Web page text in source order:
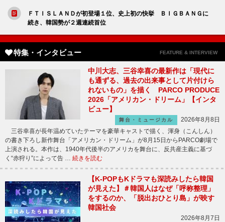
ＦＴＩＳＬＡＮＤが初登場１位、史上初の快挙 ＢＩＧＢＡＮＧに
続き、韓国勢が２週連続首位
特集・インタビュー FEATURE & INTERVIEW
中川大志、三谷幸喜の最新作は「現代に
も通ずる、過去の出来事として片付けら
れないもの」を描く PARCO PRODUCE
2026「アメリカン・ドリーム」【インタ
ビュー】
舞台・ミュージカル
2026年8月8日
三谷幸喜が長年温めていたテーマを豪華キャストで描く、渾身（こんしん）
の書き下ろし新作舞台「アメリカン・ドリーム」が8月15日からPARCO劇場で
上演される。本作は、1940年代後半のアメリカを舞台に、反共産主義に基づ
く“赤狩り”によって告 … 続きを読む
【K-POPもKドラマも深読みしたら韓国
が見えた】＃韓国人はなぜ「呼称整理」
をするのか、「脱出おひとり島」が映す
韓国社会
2026年8月7日